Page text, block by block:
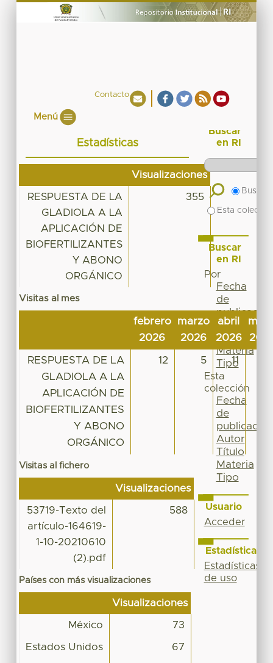
Contacto
Menú
Estadísticas
Visualizaciones
RESPUESTA DE LA
GLADIOLA A LA
APLICACIÓN DE
BIOFERTILIZANTES
Y ABONO
ORGÁNICO
355
Visitas al mes
febrero
2026
marzo
2026
abril
2026
RESPUESTA DE LA
GLADIOLA A LA
APLICACIÓN DE
BIOFERTILIZANTES
Y ABONO
ORGÁNICO
12 5 11
Visitas al fichero
Visualizaciones
53719-Texto del
artículo-164619-
1-10-20210610
(2).pdf
588
Países con más visualizaciones
Visualizaciones
México 73
Estados Unidos 67
Buscar
en RI
Buscar
Esta
Buscar
en RI
Por
Fecha
de
publicación
Autor
Título
Materia
Tipo
Esta
colección
Fecha
de
publicación
Autor
Título
Materia
Tipo
Usuario
Acceder
Estadísticas
Estadísticas
de uso